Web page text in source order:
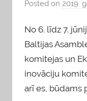
Posted on 2019.
No 6. līdz 7.
Baltijas
komitejas un
inovāciju
arī es, būdams